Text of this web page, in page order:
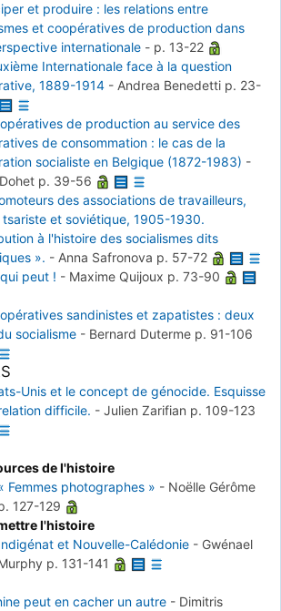
et produire : les relations entre
et coopératives de production dans
internationale - p. 13-22
Internationale face à la question
1889-1914 - Andrea Benedetti p. 23-
de production au service des
de consommation : le cas de la
socialiste en Belgique (1872-1983) -
p. 39-56
des associations de travailleurs,
tsariste et soviétique, 1905-1930.
à l'histoire des socialismes dits
». - Anna Safronova p. 57-72
peut ! - Maxime Quijoux p. 73-90
sandinistes et zapatistes : deux
socialisme - Bernard Duterme p. 91-106
Unis et le concept de génocide. Esquisse
difficile. - Julien Zarifian p. 109-123
de l'histoire
Femmes photographes » - Noëlle Gérôme
127-129
l'histoire
et Nouvelle-Calédonie - Gwénael
p. 131-141
peut en cacher un autre - Dimitris